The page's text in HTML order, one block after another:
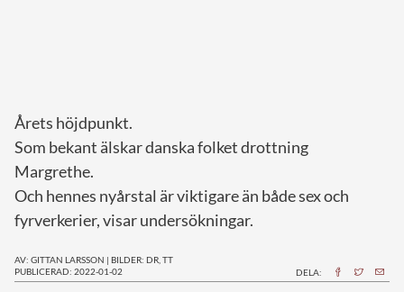
Årets höjdpunkt.
Som bekant älskar danska folket drottning
Margrethe.
Och hennes nyårstal är viktigare än både sex och
fyrverkerier, visar undersökningar.
AV: GITTAN LARSSON | BILDER: DR, TT
PUBLICERAD: 2022-01-02
DELA: